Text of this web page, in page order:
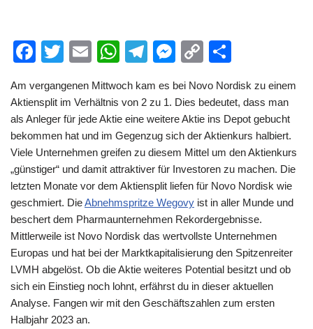
F
c
e
b
o
o
k
T
tt
er
E
ail
W
at
s
A
p
p
T
e
gr
a
m
M
ss
e
n
g
er
C
p
y
Li
n
k
e
n
Am vergangenen Mittwoch kam es bei Novo Nordisk zu einem
Aktiensplit im Verhältnis von 2 zu 1. Dies bedeutet, dass man
als Anleger für jede Aktie eine weitere Aktie ins Depot gebucht
bekommen hat und im Gegenzug sich der Aktienkurs halbiert.
Viele Unternehmen greifen zu diesem Mittel um den Aktienkurs
„günstiger“ und damit attraktiver für Investoren zu machen. Die
letzten Monate vor dem Aktiensplit liefen für Novo Nordisk wie
geschmiert. DieAbnehmspritze Wegovy ist in aller Munde und
beschert dem Pharmaunternehmen Rekordergebnisse.
Mittlerweile ist Novo Nordisk das wertvollste Unternehmen
Europas und hat bei der Marktkapitalisierung den Spitzenreiter
LVMH abgelöst. Ob die Aktie weiteres Potential besitzt und ob
sich ein Einstieg noch lohnt, erfährst du in dieser aktuellen
Analyse. Fangen wir mit den Geschäftszahlen zum ersten
Halbjahr 2023 an.